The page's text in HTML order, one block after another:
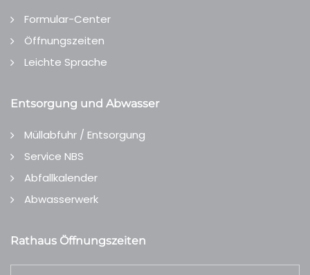
Formular-Center
Öffnungszeiten
Leichte Sprache
Entsorgung und Abwasser
Müllabfuhr / Entsorgung
Service NBS
Abfallkalender
Abwasserwerk
Rathaus Öffnungszeiten